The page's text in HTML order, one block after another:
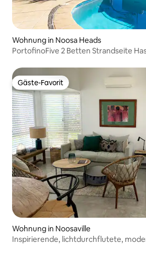
Wohnung in Noosa Heads
PortofinoFive 2 Betten Strandseite
Gäste-Favorit
Gäste-Favorit
Wohnung in Noosaville
Inspirierende, lichtdurchflutete,